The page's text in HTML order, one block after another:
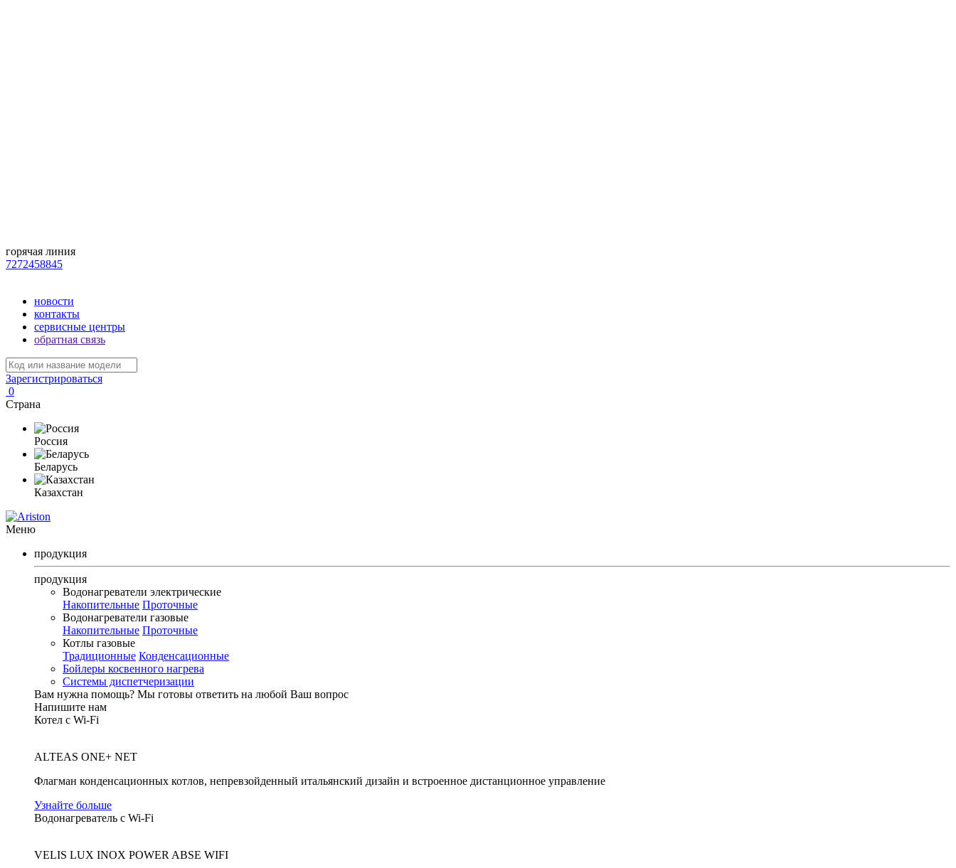
горячая линия
7272458845
новости
контакты
сервисные центры
обратная связь
Зарегистрироваться
0
Страна
Россия
Беларусь
Казахстан
Меню
продукция
продукция
Водонагреватели электрические
Накопительные Проточные
Водонагреватели газовые
Накопительные Проточные
Котлы газовые
Традиционные Конденсационные
Бойлеры косвенного нагрева
Системы диспетчеризации
Вам нужна помощь? Мы готовы ответить на любой Ваш вопрос
Напишите нам
Котел с Wi-Fi
ALTEAS ONE+ NET
Флагман конденсационных котлов, непревзойденный итальянский дизайн и встроенное дистанционное управление
Узнайте больше
Водонагреватель с Wi-Fi
VELIS LUX INOX POWER ABSE WIFI